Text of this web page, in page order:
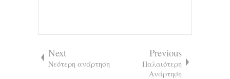
Next
Νεότερη ανάρτηση
Previous
Παλαιότερη
Ανάρτηση